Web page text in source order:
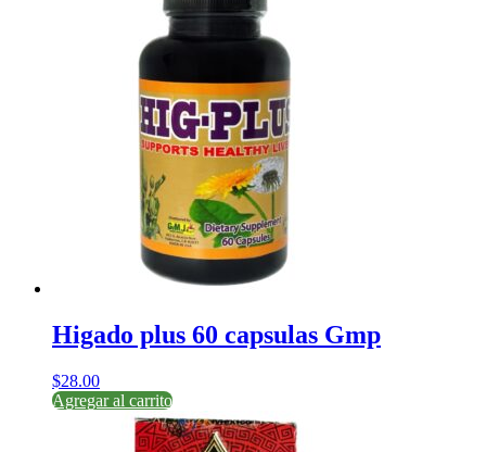
Higado plus 60 capsulas Gmp
$28.00
Agregar al carrito